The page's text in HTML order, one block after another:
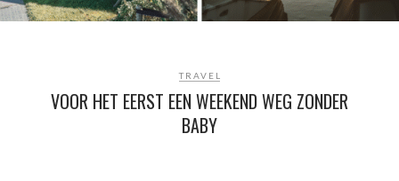
TRAVEL
VOOR HET EERST EEN WEEKEND WEG ZONDER
BABY